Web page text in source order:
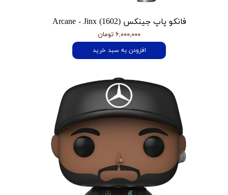
فانکو پاپ جینکس Arcane - Jinx (1602)
۶,۰۰۰,۰۰۰ تومان
افزودن به سبد خرید